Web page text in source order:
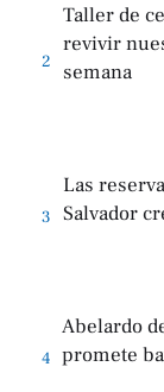
2
Taller de
revivir
semana
3
Las
Salvador
4
Abelardo
promete